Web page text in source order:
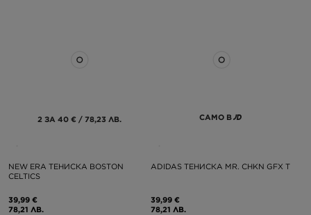
2 ЗА 40 € / 78,23 ЛВ.
NEW ERA ТЕНИСКА BOSTON
CELTICS
39,99 €
78,21 ЛВ.
САМО В
ADIDAS ТЕНИСКА MR. CHKN GFX T
39,99 €
78,21 ЛВ.